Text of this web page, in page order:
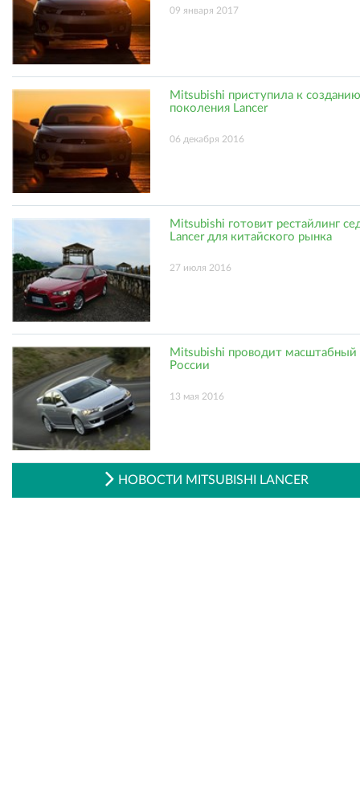
09 января 2017
Mitsubishi приступила к
поколения Lancer
06 декабря 2016
Mitsubishi готовит рестайлинг
Lancer для китайского рынка
27 июля 2016
Mitsubishi проводит масштабный
России
13 мая 2016
НОВОСТИ MITSUBISHI LANCER